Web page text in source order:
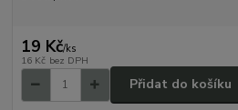
19 Kč/ks
16 Kč bez DPH
Přidat do košíku